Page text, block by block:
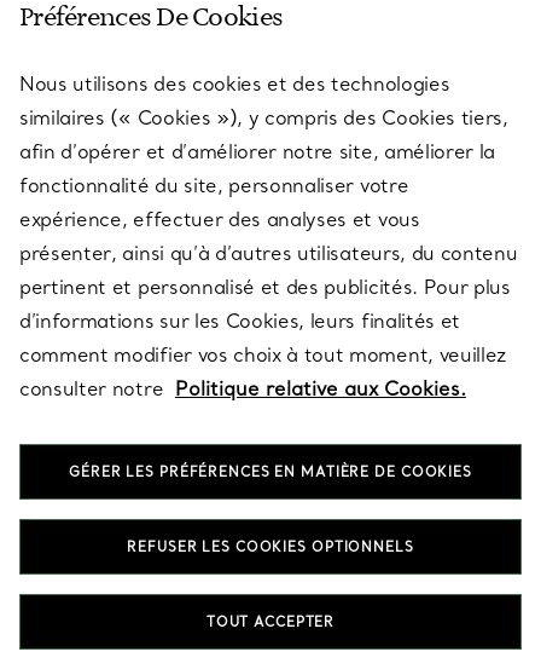
disponibles en platine 950 millièmes ?
Nombre de nos créations les plus célèbres sont confectionnées
en platine 950 millièmes, notamment les collections Tiffany®
Setting, Tiffany Soleste et Tiffany True®. Les créations T par
Tiffany et Knot par Tiffany sont également disponibles en
platine 950 millièmes, proposant une expression raffinée de
chaque icône. Nos conseillers clientèle peuvent vous guider à
travers l’ensemble de la sélection en boutique ou en ligne.
Quelle est la durabilité du platine 950 millièmes
par rapport à l’or 18 carats pour un usage
Comment trouver la taille de ma bague Tiffany en
platine 950 millièmes ?
Quels sont les éléments dont je dois tenir
compte en choisissant une bague en platine
950 millièmes ornée de diamants ?
Les bagues Tiffany en platine 950 millièmes
peuvent-elles être gravées ou personnalisées ?
950 millièmes pour qu’ils conservent leur
Préférences De Cookies
Nous utilisons des cookies et des technologies
similaires (« Cookies »), y compris des Cookies tiers,
afin d’opérer et d’améliorer notre site, améliorer la
fonctionnalité du site, personnaliser votre
expérience, effectuer des analyses et vous
présenter, ainsi qu’à d’autres utilisateurs, du contenu
pertinent et personnalisé et des publicités. Pour plus
d’informations sur les Cookies, leurs finalités et
comment modifier vos choix à tout moment, veuillez
consulter notre Politique relative aux Cookies.
GÉRER LES PRÉFÉRENCES EN MATIÈRE DE COOKIES
REFUSER LES COOKIES OPTIONNELS
TOUT ACCEPTER